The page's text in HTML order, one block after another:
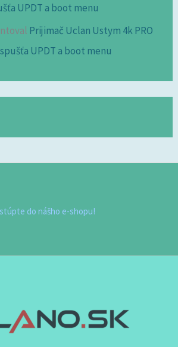
UPDT a boot menu
Prijimač Uclan Ustym 4k PRO
UPDT a boot menu
do nášho e-shopu!